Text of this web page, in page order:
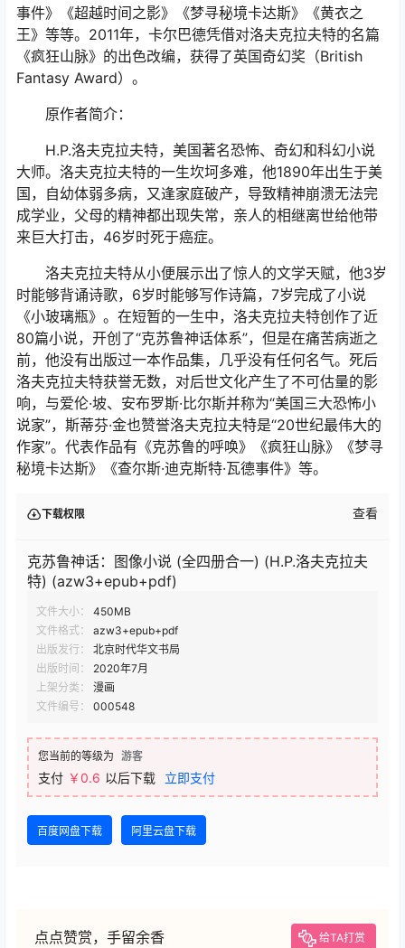
事件》《超越时间之影》《梦寻秘境卡达斯》《黄衣之
王》等等。2011年，卡尔巴德凭借对洛夫克拉夫特的名篇
《疯狂山脉》的出色改编，获得了英国奇幻奖（British
Fantasy Award）。
原作者简介：
H.P.洛夫克拉夫特，美国著名恐怖、奇幻和科幻小说
大师。洛夫克拉夫特的一生坎坷多难，他1890年出生于美
国，自幼体弱多病，又逢家庭破产，导致精神崩溃无法完
成学业，父母的精神都出现失常，亲人的相继离世给他带
来巨大打击，46岁时死于癌症。
洛夫克拉夫特从小便展示出了惊人的文学天赋，他3岁
时能够背诵诗歌，6岁时能够写作诗篇，7岁完成了小说
《小玻璃瓶》。在短暂的一生中，洛夫克拉夫特创作了近
80篇小说，开创了“克苏鲁神话体系”，但是在痛苦病逝之
前，他没有出版过一本作品集，几乎没有任何名气。死后
洛夫克拉夫特获誉无数，对后世文化产生了不可估量的影
响，与爱伦·坡、安布罗斯·比尔斯并称为“美国三大恐怖小
说家”，斯蒂芬·金也赞誉洛夫克拉夫特是“20世纪最伟大的
作家”。代表作品有《克苏鲁的呼唤》《疯狂山脉》《梦寻
秘境卡达斯》《查尔斯·迪克斯特·瓦德事件》等。
下载权限 查看
克苏鲁神话：图像小说 (全四册合一) (H.P.洛夫克拉夫
特) (azw3+epub+pdf)
文件大小：
450MB
文件格式：
azw3+epub+pdf
出版发行：
北京时代华文书局
出版时间：
2020年7月
上架分类：
漫画
文件编号：
000548
您当前的等级为 游客
支付 ￥0.6 以后下载 立即支付
百度网盘下载 阿里云盘下载
点点赞赏，手留余香 给TA打赏